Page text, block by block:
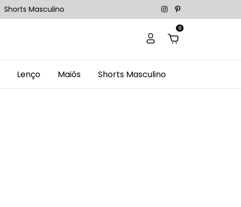
Shorts Masculino
0
Lenço Maiôs Shorts Masculino